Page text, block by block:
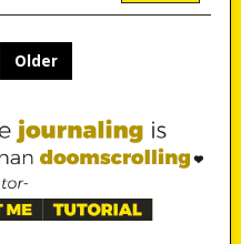
Older